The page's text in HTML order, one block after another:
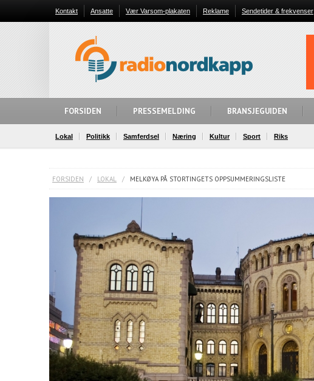
Kontakt Ansatte Vær Varsom-plakaten Reklame Sendetider & frekvenser
FORSIDEN PRESSEMELDING BRANSJEGUIDEN
Lokal Politikk Samferdsel Næring Kultur Sport Riks
FORSIDEN / LOKAL / MELKØYA PÅ STORTINGETS OPPSUMMERINGSLISTE